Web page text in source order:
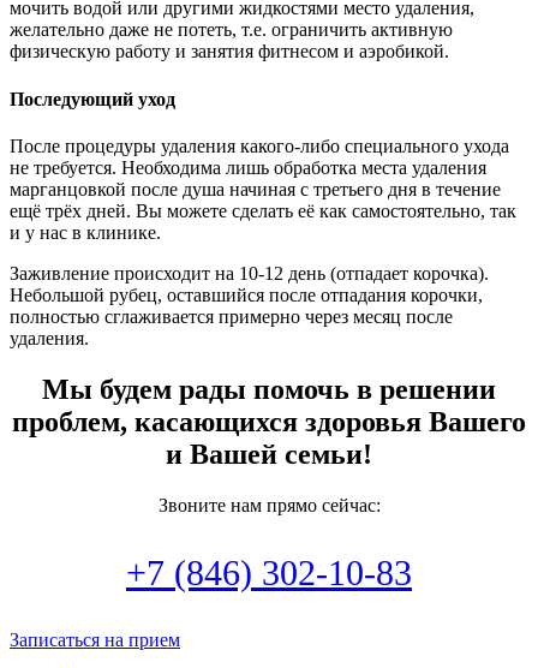
мочить водой или другими жидкостями место удаления,
желательно даже не потеть, т.е. ограничить активную
физическую работу и занятия фитнесом и аэробикой.
Последующий уход
После процедуры удаления какого-либо специального ухода
не требуется. Необходима лишь обработка места удаления
марганцовкой после душа начиная с третьего дня в течение
ещё трёх дней. Вы можете сделать её как самостоятельно, так
и у нас в клинике.
Заживление происходит на 10-12 день (отпадает корочка).
Небольшой рубец, оставшийся после отпадания корочки,
полностью сглаживается примерно через месяц после
удаления.
Мы будем рады помочь в решении
проблем, касающихся здоровья Вашего
и Вашей семьи!
Звоните нам прямо сейчас:
+7 (846) 302-10-83
Записаться на прием